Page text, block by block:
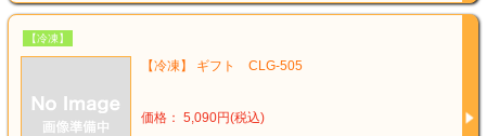
【冷凍】
【冷凍】 ギフト CLG-505
価格： 5,090円(税込)